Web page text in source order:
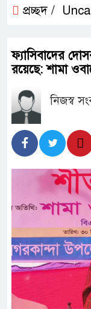
প্রচ্ছদ /
ফ্যাসিবাদের
রয়েছে: শামা
নিজস্ব